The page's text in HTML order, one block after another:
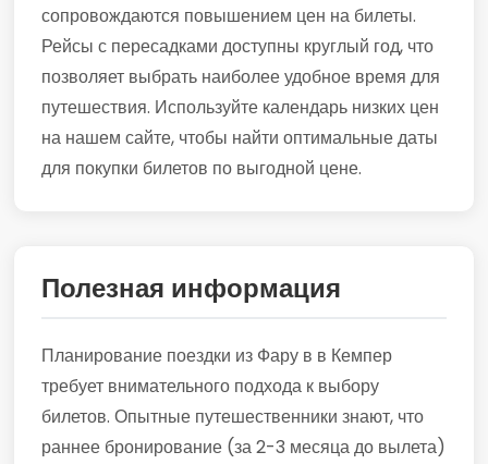
сопровождаются повышением цен на билеты.
Рейсы с пересадками доступны круглый год, что
позволяет выбрать наиболее удобное время для
путешествия. Используйте календарь низких цен
на нашем сайте, чтобы найти оптимальные даты
для покупки билетов по выгодной цене.
Полезная информация
Планирование поездки из Фару в в Кемпер
требует внимательного подхода к выбору
билетов. Опытные путешественники знают, что
раннее бронирование (за 2-3 месяца до вылета)